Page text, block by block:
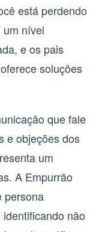
está perdendo
nível
e os pais
soluções
que fale
e objeções dos
um
A Empurrão
persona
não